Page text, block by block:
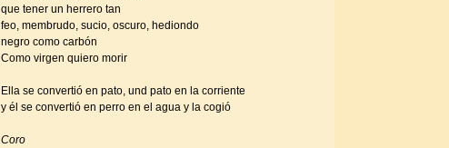
que tener un herrero tan
feo, membrudo, sucio, oscuro, hediondo
negro como carbón
Como virgen quiero morir
Ella se convertió en pato, und pato en la corriente
y él se convertió en perro en el agua y la cogió
Coro